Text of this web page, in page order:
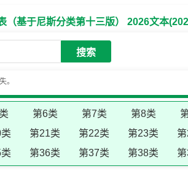
基于尼斯分类第十三版） 2026文本
搜索
。
第6类 第7类 第8类
第21类 第22类 第23类
第36类 第37类 第38类